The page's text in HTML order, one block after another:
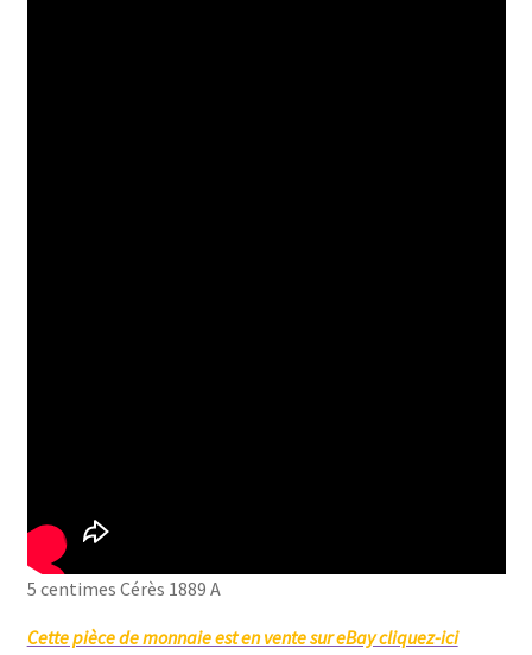
5 centimes Cérès 1889 A
Cette pièce de monnaie est en vente sur eBay cliquez-ici